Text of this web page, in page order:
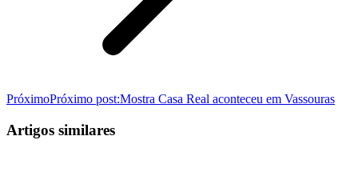
PróximoPróximo post:Mostra Casa Real aconteceu em Vassouras
Artigos similares